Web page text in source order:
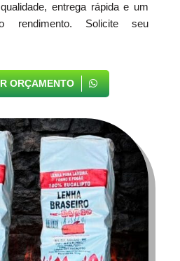
entrega rápida e um
rendimento. Solicite seu
ORÇAMENTO